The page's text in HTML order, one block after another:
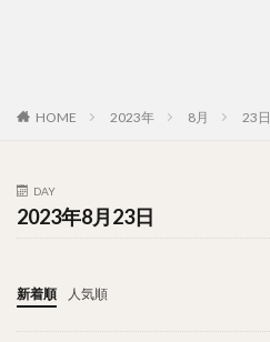
HOME 2023年 8月 23日
DAY
2023年8月23日
新着順 人気順